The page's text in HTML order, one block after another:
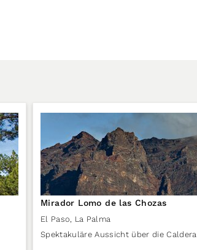
Mirador Lomo de las Chozas
El Paso, La Palma
Spektakuläre Aussicht über die Caldera